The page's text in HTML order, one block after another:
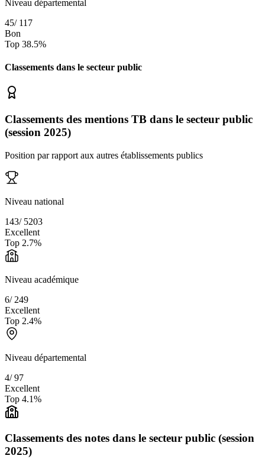
Niveau départemental
45/ 117
Bon
Top 38.5%
Classements dans le secteur public
Classements des mentions TB dans le secteur public
(session 2025)
Position par rapport aux autres établissements publics
Niveau national
143/ 5203
Excellent
Top 2.7%
Niveau académique
6/ 249
Excellent
Top 2.4%
Niveau départemental
4/97
Excellent
Top 4.1%
Classements des notes dans le secteur public (session
2025)